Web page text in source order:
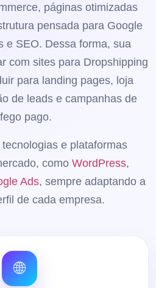
páginas otimizadas
pensada para Google
e SEO. Dessa forma, sua
com sites para Dropshipping
para landing pages, loja
de leads e campanhas de
pago.
e plataformas
como WordPress,
Ads, sempre adaptando a
de cada empresa.
🌐